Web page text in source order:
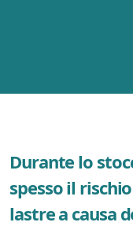
Durante lo
spesso il
lastre a causa